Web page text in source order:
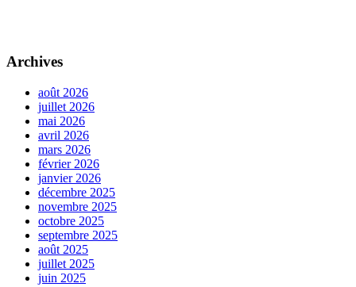
Archives
août 2026
juillet 2026
mai 2026
avril 2026
mars 2026
février 2026
janvier 2026
décembre 2025
novembre 2025
octobre 2025
septembre 2025
août 2025
juillet 2025
juin 2025